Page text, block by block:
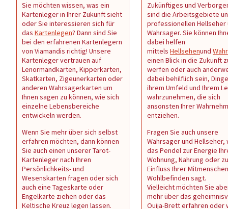
Sie möchten wissen, was ein
Kartenleger in Ihrer Zukunft sieht
oder Sie interessieren sich für
das Kartenlegen? Dann sind Sie
bei den erfahrenen Kartenlegern
von Viamandis richtig! Unsere
Kartenleger vertrauen auf
Lenormandkarten, Kipperkarten,
Skatkarten, Zigeunerkarten oder
anderen Wahrsagerkarten um
Ihnen sagen zu können, wie sich
einzelne Lebensbereiche
entwickeln werden.
Wenn Sie mehr über sich selbst
erfahren möchten, dann können
Sie auch einen unserer Tarot-
Kartenleger nach Ihren
Persönlichkeits- und
Wesenskarten fragen oder sich
auch eine Tageskarte oder
Engelkarte ziehen oder das
Keltische Kreuz legen lassen.
Zukünftiges und
sind die Arbeitsgebiete
professionellen Hellseher
Wahrsager. Sie können
dabei helfen
mittels Hellsehenund
einen Blick in die Zukunft
werfen oder auch
dabei behilflich sein,
ihrem Umfeld und Ihrem
wahrzunehmen, die sich
ansonsten Ihrer
entziehen.
Fragen Sie auch unsere
Wahrsager und Hellseher,
das Pendel zur Energie
Wohnung, Nahrung oder
Einfluss Ihrer
Wohlbefinden sagt.
Vielleicht möchten Sie
mehr über das
Ouija-Brett erfahren oder